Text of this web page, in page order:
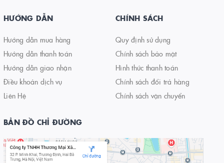
HƯỚNG DẪN
Hướng dẫn mua hàng
Hướng dẫn thanh toán
Hướng dẫn giao nhận
Điều khoản dịch vụ
Liên Hệ
CHÍNH SÁCH
Quy định sử dụng
Chính sách bảo mật
Hình thức thanh toán
Chính sách đổi trả hàng
Chính sách vận chuyển
BẢN ĐỒ CHỈ ĐƯỜNG